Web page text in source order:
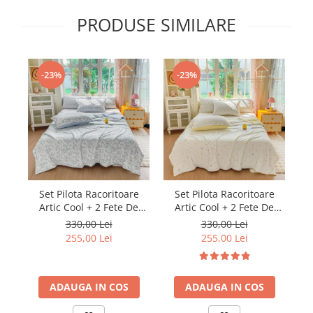
PRODUSE SIMILARE
-23%
Set Pilota Racoritoare
Artic Cool + 2 Fete De
Perna
330,00 Lei
255,00 Lei
ADAUGA IN COS
-23%
Set Pilota Racoritoare
Artic Cool + 2 Fete De
Perna
330,00 Lei
255,00 Lei
ADAUGA IN COS